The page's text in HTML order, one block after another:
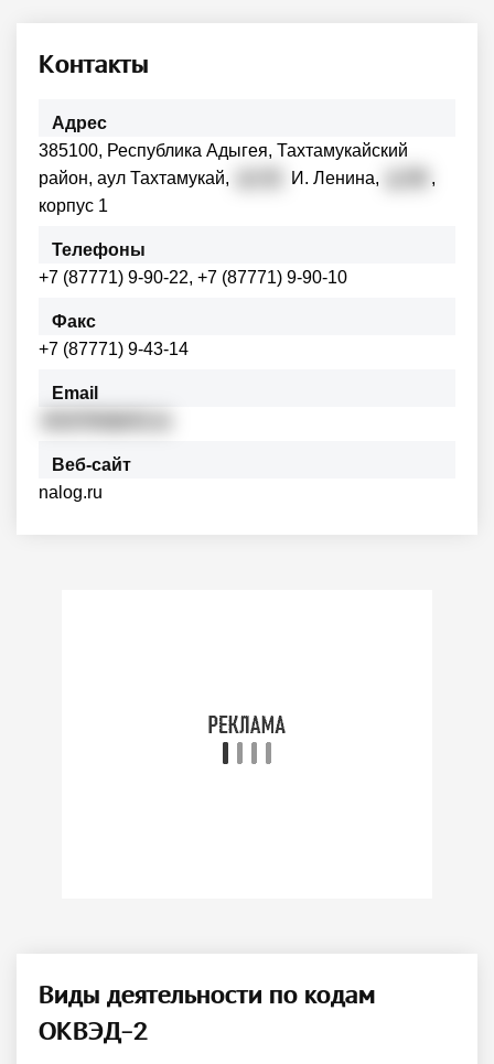
Контакты
Адрес
385100, Республика Адыгея, Тахтамукайский
район, аул Тахтамукай,
И. Ленина,
,
корпус 1
Телефоны
+7 (87771) 9-90-22, +7 (87771) 9-90-10
Факс
+7 (87771) 9-43-14
Email
Веб-сайт
nalog.ru
Виды деятельности по кодам
ОКВЭД-2